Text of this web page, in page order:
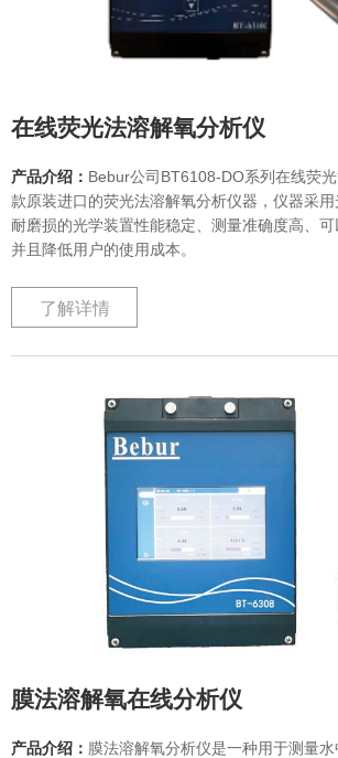
在线荧光法溶解氧分析仪
产品介绍： Bebur公司BT6108-DO系列在线荧
款原装进口的荧光法溶解氧分析仪器，仪器采用
耐磨损的光学装置性能稳定、测量准确度高、
并且降低用户的使用成本。
了解详情
膜法溶解氧在线分析仪
产品介绍： 膜法溶解氧分析仪是一种用于测量